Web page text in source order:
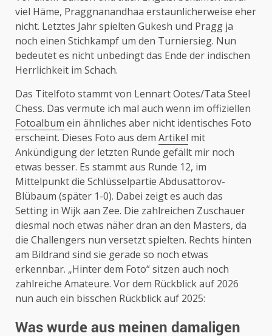
viel Häme, Praggnanandhaa erstaunlicherweise eher
nicht. Letztes Jahr spielten Gukesh und Pragg ja
noch einen Stichkampf um den Turniersieg. Nun
bedeutet es nicht unbedingt das Ende der indischen
Herrlichkeit im Schach.
Das Titelfoto stammt von Lennart Ootes/Tata Steel
Chess. Das vermute ich mal auch wenn im offiziellen
Fotoalbum ein ähnliches aber nicht identisches Foto
erscheint. Dieses Foto aus dem Artikel mit
Ankündigung der letzten Runde gefällt mir noch
etwas besser. Es stammt aus Runde 12, im
Mittelpunkt die Schlüsselpartie Abdusattorov-
Blübaum (später 1-0). Dabei zeigt es auch das
Setting in Wijk aan Zee. Die zahlreichen Zuschauer
diesmal noch etwas näher dran an den Masters, da
die Challengers nun versetzt spielten. Rechts hinten
am Bildrand sind sie gerade so noch etwas
erkennbar. „Hinter dem Foto“ sitzen auch noch
zahlreiche Amateure. Vor dem Rückblick auf 2026
nun auch ein bisschen Rückblick auf 2025:
Was wurde aus meinen damaligen